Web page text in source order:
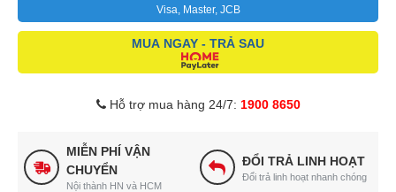
Visa, Master, JCB
MUA NGAY - TRẢ SAU
Hỗ trợ mua hàng 24/7: 1900 8650
MIỄN PHÍ VẬN
CHUYỂN
Nội thành HN và HCM
ĐỔI TRẢ LINH HOẠT
Đổi trả linh hoạt nhanh chóng